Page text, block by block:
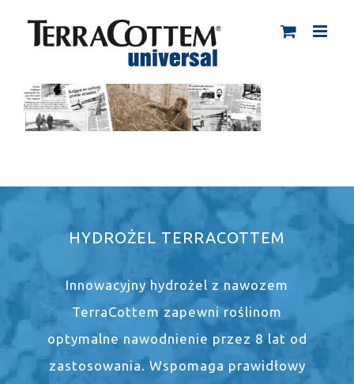
HYDROŻEL TERRACOTTEM
Innowacyjny hydrożel z nawozem
TerraCottem zapewni roślinom
optymalne nawodnienie przez 8 lat od
zastosowania. Wspomaga prawidłowy